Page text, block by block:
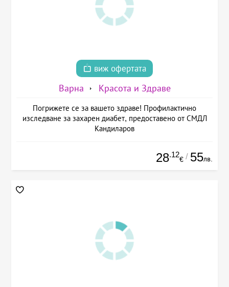
виж офертата
Варна Красота и Здраве
Погрижете се за вашето здраве! Профилактично
изследване за захарен диабет, предоставено от СМДЛ
Кандиларов
28.12
€ / 55лв.